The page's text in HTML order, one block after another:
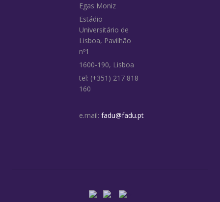
Egas Moniz
Estádio
Universitário de
Lisboa, Pavilhão
nº1
1600-190, Lisboa
tel: (+351) 217 818
160
e.mail: fadu@fadu.pt